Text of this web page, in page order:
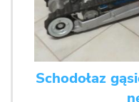
Schodołaz